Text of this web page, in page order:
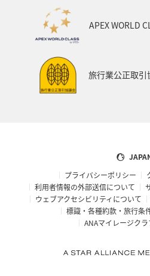
APEX WORLD
旅行業公正取引
プライバシーポリシー
利用者情報の外部送信について
ウェブアクセシビリティについて
標識・各種約款・旅行条
ANAマイレージク